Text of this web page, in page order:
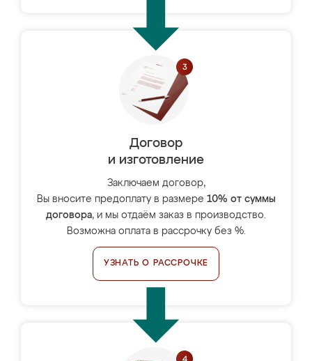
Договор
и изготовление
Заключаем договор,
Вы вносите предоплату в размере 10% от суммы
договора, и мы отдаём заказ в производство.
Возможна оплата в рассрочку без %.
УЗНАТЬ О РАССРОЧКЕ